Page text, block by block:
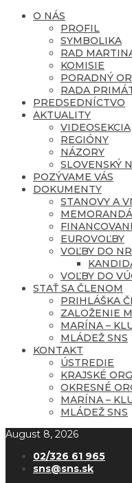
O NÁS
PROFIL
SYMBOLIKA
RAD
KOMISIE
PORADNÝ
RADA
PREDSEDNÍCTVO
AKTUALITY
VIDEOSEKCIA
REGIÓNY
NÁZORY
SLOVENSKÝ
POZÝVAME VÁS
DOKUMENTY
STANOVY A
EUROVOĽBY
VOĽBY DO
VOĽBY DO
STAŤ SA ČLENOM
PRIHLÁŠKA
ZALOŽENIE
MARÍNA –
MLÁDEŽ SNS
KONTAKT
ÚSTREDIE
KRAJSKÉ
OKRESNÉ
MARÍNA –
MLÁDEŽ SNS
August 8, 2026
02/326 61 965
sns@sns.sk